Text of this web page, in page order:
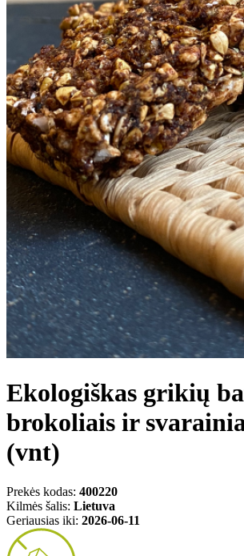
Ekologiškas grikių
brokoliais ir
(vnt)
Prekės kodas: 400220
Kilmės šalis: Lietuva
Geriausias iki: 2026-06-11